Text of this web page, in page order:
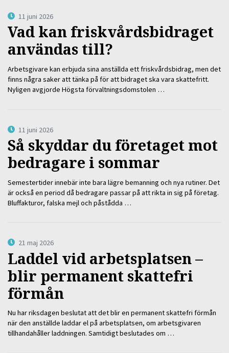
11 juni 2026
Vad kan friskvårdsbidraget
användas till?
Arbetsgivare kan erbjuda sina anställda ett friskvårdsbidrag, men det
finns några saker att tänka på för att bidraget ska vara skattefritt.
Nyligen avgjorde Högsta förvaltningsdomstolen …
11 juni 2026
Så skyddar du företaget mot
bedragare i sommar
Semestertider innebär inte bara lägre bemanning och nya rutiner. Det
är också en period då bedragare passar på att rikta in sig på företag.
Bluffakturor, falska mejl och påstådda …
21 maj 2026
Laddel vid arbetsplatsen –
blir permanent skattefri
förmån
Nu har riksdagen beslutat att det blir en permanent skattefri förmån
när den anställde laddar el på arbetsplatsen, om arbetsgivaren
tillhandahåller laddningen. Samtidigt beslutades om …